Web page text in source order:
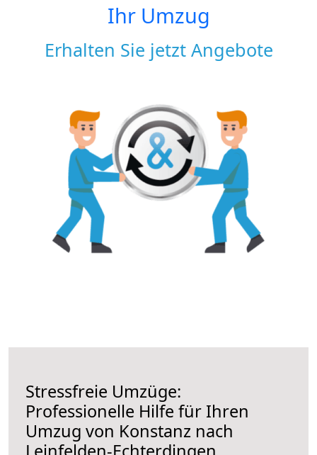
Ihr Umzug
Erhalten Sie jetzt Angebote
Stressfreie Umzüge:
Professionelle Hilfe für Ihren
Umzug von Konstanz nach